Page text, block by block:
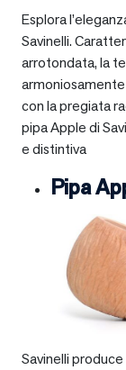
Esplora
Savinelli.
arrotondata, la
con la pregiata
pipa Apple di
e distintiva
Pipa
Savinelli